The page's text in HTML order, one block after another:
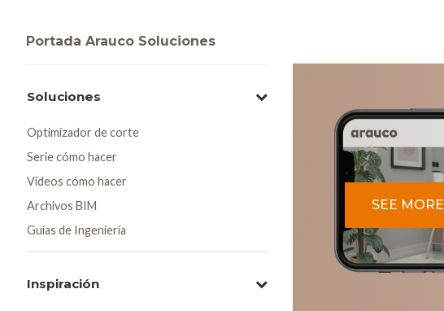
Portada Arauco Soluciones
Soluciones
Optimizador de corte
Serie cómo hacer
Videos cómo hacer
Archivos BIM
Guías de Ingeniería
Inspiración
SEE MORE